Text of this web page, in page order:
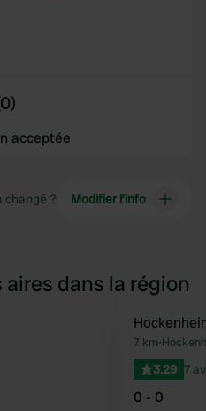
acceptée
changé ? Modifier l’info
dans la région
Préféré7 km•
3.29 7
0 - 0